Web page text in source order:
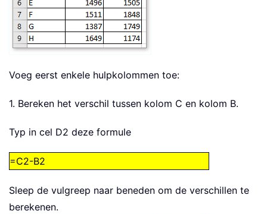
Voeg eerst enkele hulpkolommen toe:
1. Bereken het verschil tussen kolom C en kolom B.
Typ in cel D2 deze formule
=C2-B2
Sleep de vulgreep naar beneden om de verschillen te
berekenen.